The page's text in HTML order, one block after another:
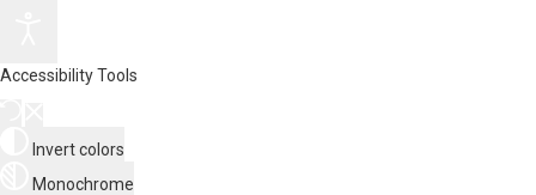
Accessibility Tools
Invert colors
Monochrome